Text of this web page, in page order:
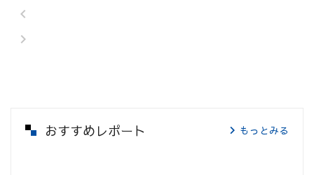
おすすめレポート もっとみる